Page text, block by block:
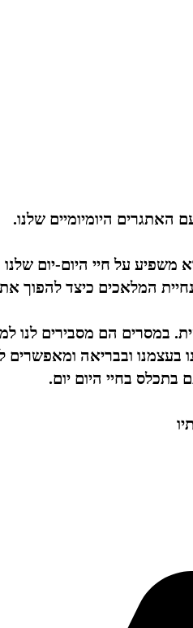
על חיי היום-יום שלנו
המלאכים כיצד להפוך את
במסרים הם מסבירים לנו
ובבריאה ומאפשרים
בחיי היום יום.